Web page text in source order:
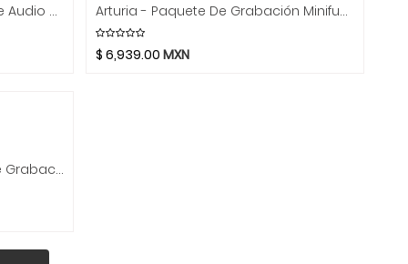
Solid State Logic - Interface De Audio Mod.SSL2 MKII Arturia - Paquete De Grabación Minifuse 1, Color: Negro Mod.MINIFREPAB
$6,939.00 MXN
Solid State Logic - Paquete De Grabación SSL2 Mod.SSL2 RP